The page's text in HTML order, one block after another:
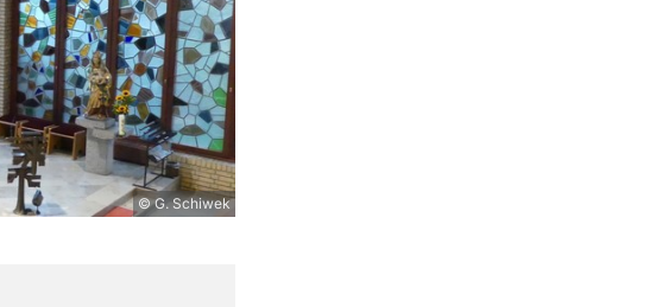
© G. Schiwek